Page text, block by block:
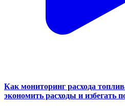
Как мониторинг расхода
экономить расходы и избегать